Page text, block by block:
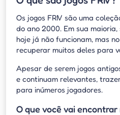
Os jogos FRIV são uma
do ano 2000. Em sua
hoje já não funcionam, mas
recuperar muitos deles para
Apesar de serem jogos
e continuam relevantes,
para inúmeros jogadores.
O que você vai encontrar